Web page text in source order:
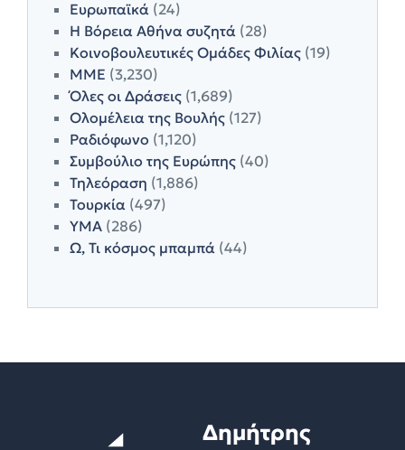
Ευρωπαϊκά (24)
Η Βόρεια Αθήνα συζητά (28)
Κοινοβουλευτικές Ομάδες Φιλίας (19)
ΜΜΕ (3,230)
Όλες οι Δράσεις (1,689)
Ολομέλεια της Βουλής (127)
Ραδιόφωνο (1,120)
Συμβούλιο της Ευρώπης (40)
Τηλεόραση (1,886)
Τουρκία (497)
ΥΜΑ (286)
Ω, Τι κόσμος μπαμπά (44)
Δημήτρης